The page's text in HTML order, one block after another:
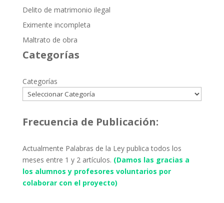
Delito de matrimonio ilegal
Eximente incompleta
Maltrato de obra
Categorías
Categorías
Frecuencia de Publicación:
Actualmente Palabras de la Ley publica todos los
meses entre 1 y 2 artículos. (Damos las gracias a
los alumnos y profesores voluntarios por
colaborar con el proyecto)